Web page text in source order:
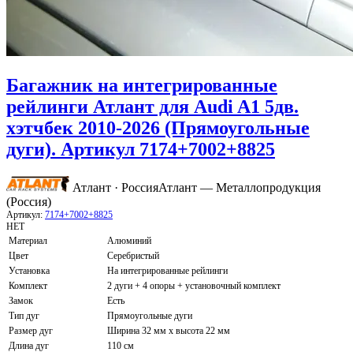
Багажник на интегрированные
рейлинги Атлант для Audi A1 5дв.
хэтчбек 2010-2026 (Прямоугольные
дуги). Артикул 7174+7002+8825
Атлант · РоссияАтлант — Металлопродукция
(Россия)
Артикул: 7174+7002+8825
НЕТ
Материал
Алюминий
Цвет
Серебристый
Установка
На интегрированные рейлинги
Комплект
2 дуги + 4 опоры + установочный комплект
Замок
Есть
Тип дуг
Прямоугольные дуги
Размер дуг
Ширина 32 мм х высота 22 мм
Длина дуг
110 см